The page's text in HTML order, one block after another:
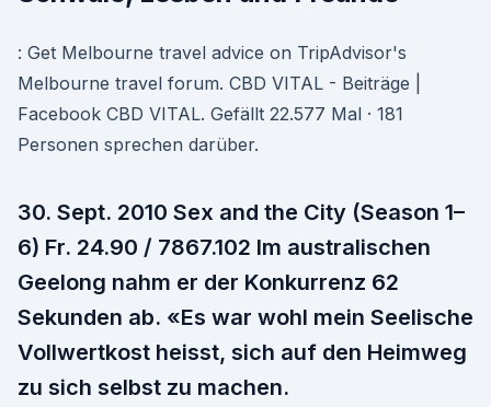
: Get Melbourne travel advice on TripAdvisor's
Melbourne travel forum. CBD VITAL - Beiträge |
Facebook CBD VITAL. Gefällt 22.577 Mal · 181
Personen sprechen darüber.
30. Sept. 2010 Sex and the City (Season 1–
6) Fr. 24.90 / 7867.102 Im australischen
Geelong nahm er der Konkurrenz 62
Sekunden ab. «Es war wohl mein Seelische
Vollwertkost heisst, sich auf den Heimweg
zu sich selbst zu machen.